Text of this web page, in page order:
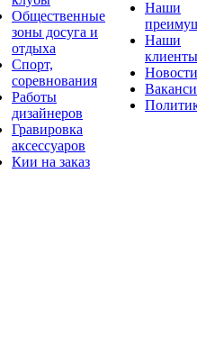
Общественные
зоны досуга и
отдыха
Спорт,
соревнования
Работы
дизайнеров
Гравировка
аксессуаров
Кии на заказ
Наши
Наши
клиенты
Новости